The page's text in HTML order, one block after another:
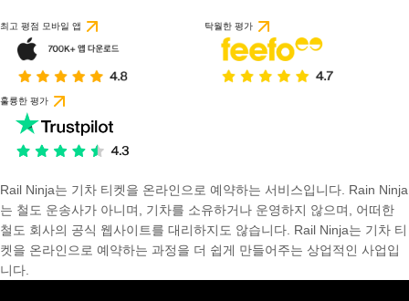
최고 평점 모바일 앱 탁월한 평가
훌륭한 평가
Rail Ninja는 기차 티켓을 온라인으로 예약하는 서비스입니다. Rain Ninja
는 철도 운송사가 아니며, 기차를 소유하거나 운영하지 않으며, 어떠한
철도 회사의 공식 웹사이트를 대리하지도 않습니다. Rail Ninja는 기차 티
켓을 온라인으로 예약하는 과정을 더 쉽게 만들어주는 상업적인 사업입
니다.